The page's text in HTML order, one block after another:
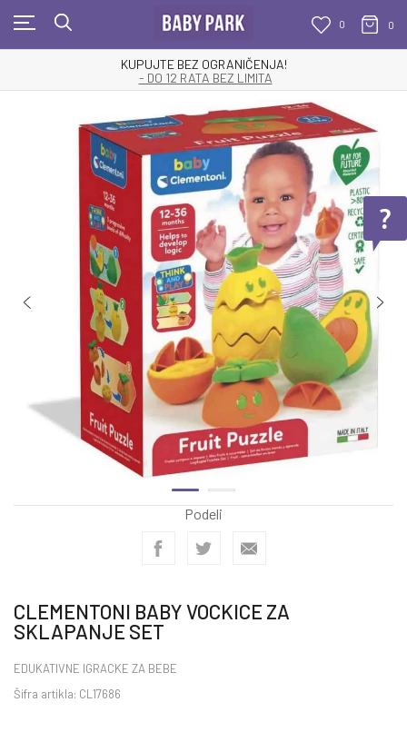
0 0
KUPUJTE BEZ OGRANIČENJA!
- DO 12 RATA BEZ LIMITA
Podeli
CLEMENTONI BABY VOCKICE ZA
SKLAPANJE SET
EDUKATIVNE IGRACKE ZA BEBE
Šifra artikla: CL17686